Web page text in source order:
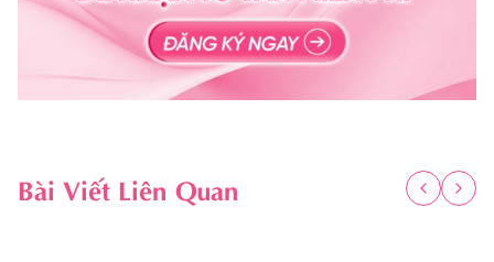
Bài Viết Liên Quan